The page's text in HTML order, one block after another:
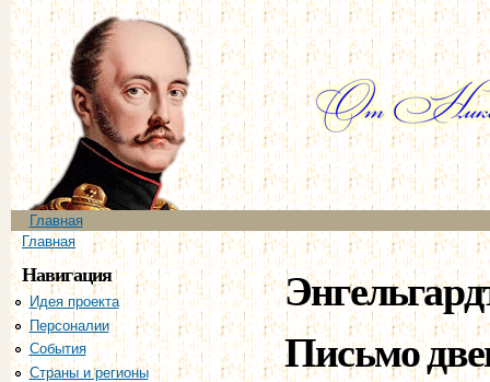
Главное меню
Главная
Вы здесь
Главная
Навигация
Идея проекта
Персоналии
События
Страны и регионы
Письмо